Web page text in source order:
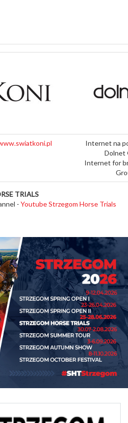
Internet na
Dolnet
Internet for
TRIALS
- Youtube Strzegom Horse Trials